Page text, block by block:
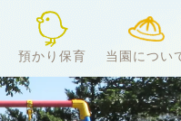
預かり保育 当園につい